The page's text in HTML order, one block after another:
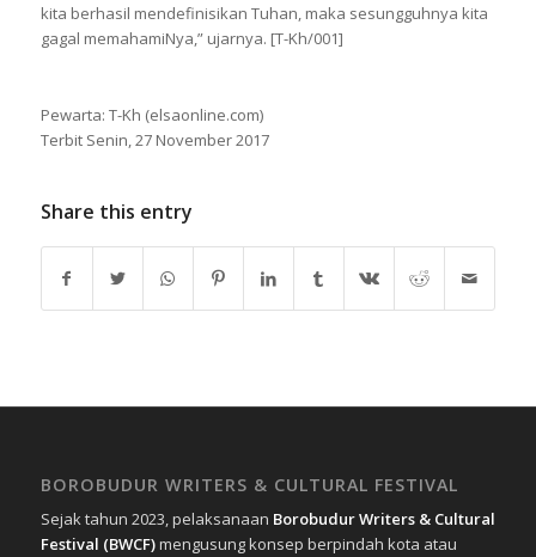
kita berhasil mendefinisikan Tuhan, maka sesungguhnya kita
gagal memahamiNya,” ujarnya. [T-Kh/001]
Pewarta: T-Kh (elsaonline.com)
Terbit Senin, 27 November 2017
Share this entry
BOROBUDUR WRITERS & CULTURAL FESTIVAL
Sejak tahun 2023, pelaksanaan Borobudur Writers & Cultural
Festival (BWCF)mengusung konsep berpindah kota atau